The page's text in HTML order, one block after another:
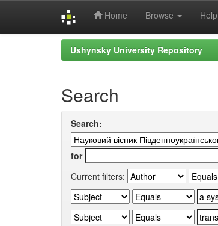
Home Browse Help
Ushynsky University Repository
Search
Search:
for
Current filters: